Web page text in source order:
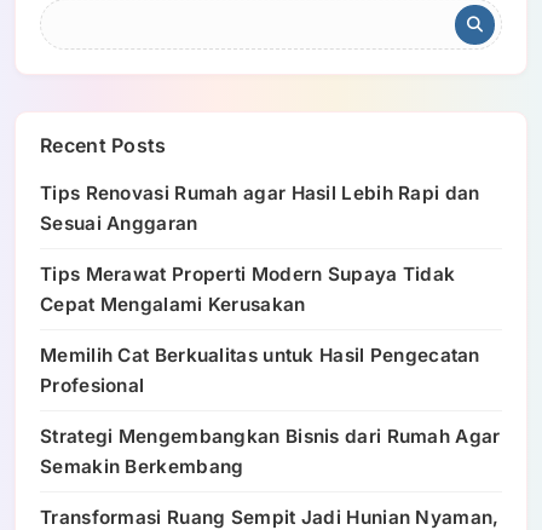
Recent Posts
Tips Renovasi Rumah agar Hasil Lebih Rapi dan
Sesuai Anggaran
Tips Merawat Properti Modern Supaya Tidak
Cepat Mengalami Kerusakan
Memilih Cat Berkualitas untuk Hasil Pengecatan
Profesional
Strategi Mengembangkan Bisnis dari Rumah Agar
Semakin Berkembang
Transformasi Ruang Sempit Jadi Hunian Nyaman,